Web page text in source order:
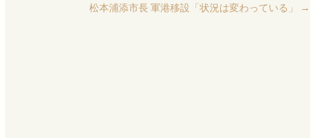
松本浦添市長 軍港移設「状況は変わっている」 →